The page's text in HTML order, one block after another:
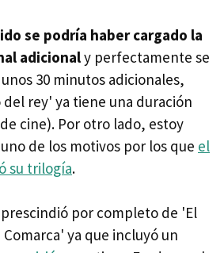
se podría haber cargado la
adicionaly perfectamente se
30 minutos adicionales,
rey' ya tiene una duración
cine). Por otro lado, estoy
de los motivos por los que el
su trilogía.
prescindió por completo de 'El
ya que incluyó un